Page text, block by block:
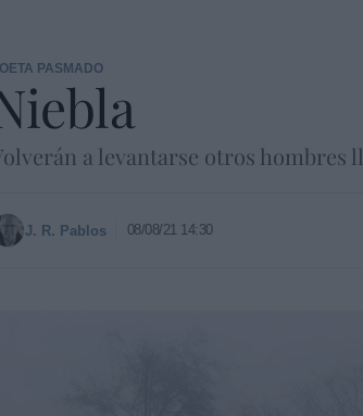
PASMADO
a levantarse otros hombres
J. R. Pablos 08/08/21 14:30